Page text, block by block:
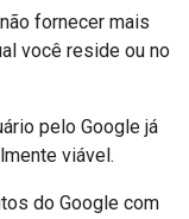
fornecer mais
você reside ou no
pelo Google já
viável.
do Google com